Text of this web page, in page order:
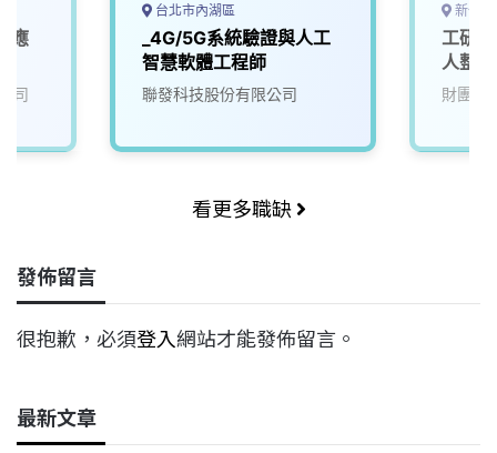
應
司
台北市內湖區
_4G/5G系統驗證與人工
智慧軟體工程師
聯發科技股份有限公司
新竹
工研
人整
財團法
看更多職缺
發佈留言
很抱歉，必須登入網站才能發佈留言。
最新文章